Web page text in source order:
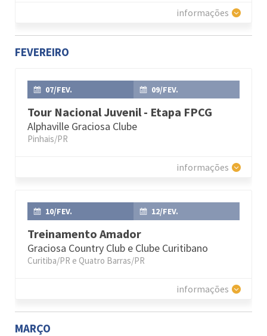
informações
FEVEREIRO
07/FEV. 09/FEV.
Tour Nacional Juvenil - Etapa FPCG
Alphaville Graciosa Clube
Pinhais/PR
informações
10/FEV. 12/FEV.
Treinamento Amador
Graciosa Country Club e Clube Curitibano
Curitiba/PR e Quatro Barras/PR
informações
MARÇO